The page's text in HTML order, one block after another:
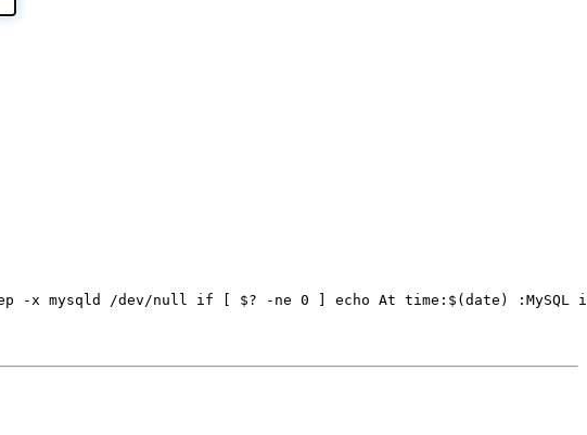
x mysqld /dev/null if [ $? -ne 0 ] echo At time:$(date) :MySQL